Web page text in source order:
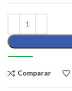
Comparar